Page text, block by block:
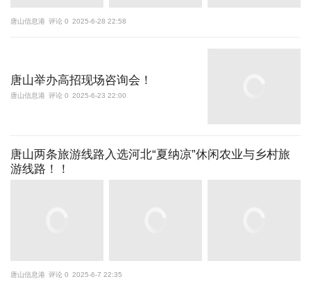
唐山信息港 评论 0 2025-6-28 22:58
唐山举办高招现场咨询会！
唐山信息港 评论 0 2025-6-23 22:00
唐山两条旅游线路入选河北“夏纳凉”休闲农业与乡村旅
游线路！！
唐山信息港 评论 0 2025-6-7 22:35